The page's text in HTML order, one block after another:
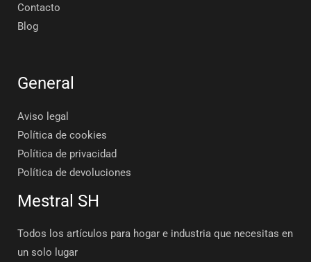
Contacto
Blog
General
Aviso legal
Política de cookies
Política de privacidad
Política de devoluciones
Mestral SH
Todos los artículos para hogar e industria que necesitas en
un solo lugar